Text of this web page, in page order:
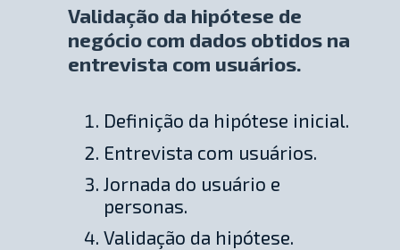
Validação da hipótese de
negócio com dados obtidos na
entrevista com usuários.
Definição da hipótese inicial.
Entrevista com usuários.
Jornada do usuário e
personas.
Validação da hipótese.